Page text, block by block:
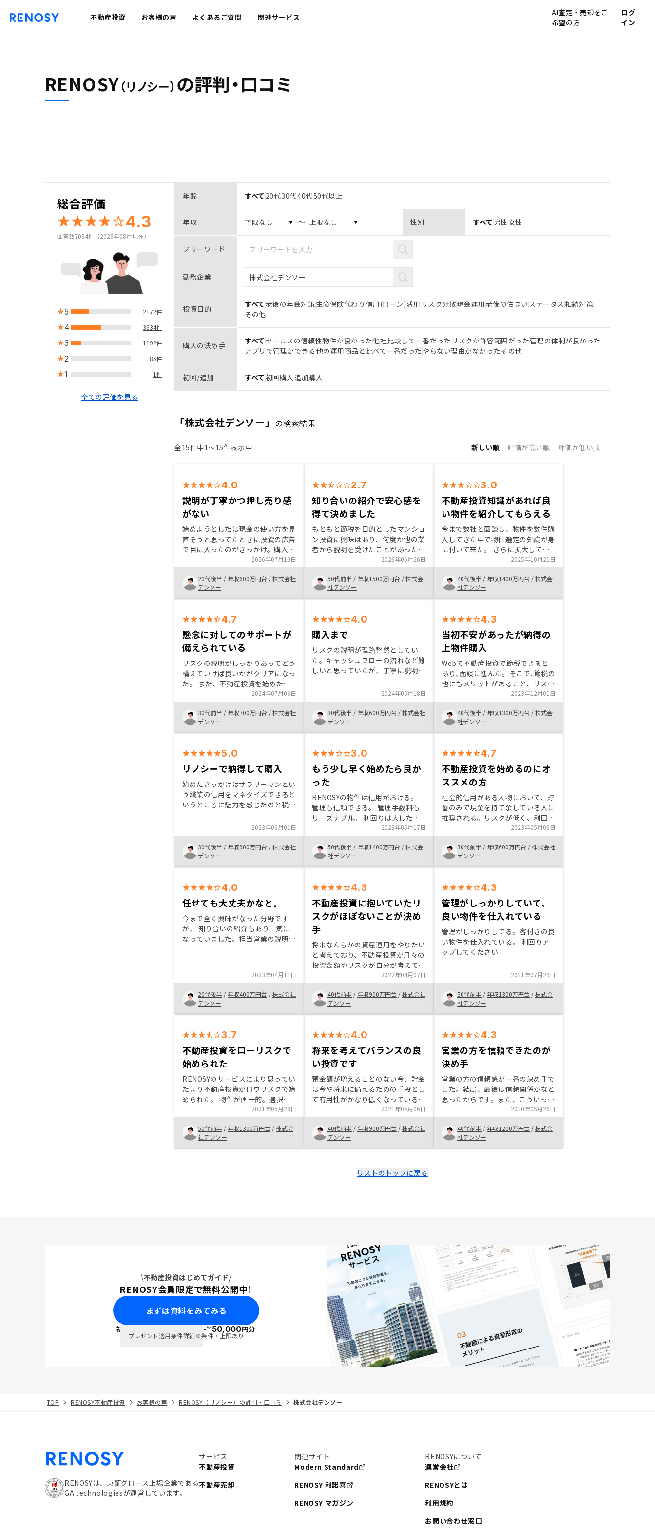
不動産投資 お客様の声 よくあるご質問 関連サービス
AI査定・売却をご
希望の方
ログ
イン
RENOSY（リノシー） の評判・口コミ
総合評価
4.3
回答数7084件（2026年08月現在）
5 2172件
4 3634件
3 1192件
2 85件
1 1件
全ての評価を見る
年齢 すべて 20代30代40代50代以上
年収 〜 性別 すべて 男性 女性
フリーワード
勤務企業
投資目的 すべて老後の年金対策生命保険代わり 信用(ローン)活用 リスク分散現金運用老後の住まい ステータス相続対策
その他
購入の決め手 すべてセールスの信頼性物件が良かった他社比較して一番だった リスクが許容範囲だった管理の体制が良かった
アプリで管理ができる 他の運用商品と比べて一番だった やらない理由がなかったその他
初回/追加 すべて初回購入 追加購入
「株式会社デンソー」 の検索結果
全15件中1〜15件表示中 新しい順 評価が高い順 評価が低い順
4.0
説明が丁寧かつ押し売り感
がない
始めようとしたは現金の使い方を見
直そうと思ってたときに投資の広告
で目に入ったのがきっかけ。購入を
決めた理由はインサイドセールスの
担当者の対応が非常に良かったか
ら。気になるところを納得できるま
で付き合ってもらえる。 フィール
ドセールスの対応がマニュアル書通
対応の仕方を教育ではなく個人で学
習したほうがいいと思った。
2026年07月10日
20代後半 / 年収600万円台 /株式会社
デンソー
2.7
知り合いの紹介で安心感を
得て決めました
もともと節税を目的としたマンショ
ン投資に興味はあり、何度か他の業
者から説明を受けたことがあった。
今回知り合いの紹介もあり、リノシ
ーの良い点を知り安心感が増した
為、リノシーで投資することを決め
ました。 アンケートのご回答あり
がとうございます。 他社様と比較
きましたこと、大変嬉しく思いま
す。 しかしながらご案内に関して
不十分な点があり、大変申し訳ござ
いませんでした。 今回いただいた
ご意見につきましては社内で共有
し、さらにお客様に寄り添ったご案
ます。 この度は大変貴重なご意見
をいただき誠にありがとうございま
した。
2026年06月26日
50代前半 / 年収1500万円台 /株式会
社デンソー
3.0
不動産投資知識があれば良
い物件を紹介してもらえる
今まで数社と面談し、物件を数件購
入してきた中で物件選定の知識が身
に付いて来た。 さらに拡大してい
くために、もっと広く多くの物件を
見てみたいと考え、最大手のリノシ
ーに問い合わせを行った。 いい物
件を紹介して頂き、たてかんさぽー
とも魅力的だと感じた。
2025年10月21日
40代後半 / 年収1400万円台 /株式会
社デンソー
4.7
懸念に対してのサポートが
備えられている
リスクの説明がしっかりあってどう
構えていけば良いかがクリアになっ
た。 また、不動産投資を始めたこ
とで確定申告が必要になり、処理の
中で計上や計算が複雑なところがあ
り、理解するまでに時間を要する
が、アプリでのサポートがあってス
ムーズに申告ができた。
2024年07月06日
30代前半 / 年収700万円台 /株式会社
デンソー
4.0
購入まで
リスクの説明が理路整然としてい
た。キャッシュフローの流れなど難
しいと思っていたが、丁寧に説明が
るところがとても魅力的に感じた。
今後の手続きも楽にできそうなとこ
ろに期待をしている。
2024年05月18日
30代後半 / 年収600万円台 /株式会社
デンソー
4.3
当初不安があったが納得の
上物件購入
Webで不動産投資で節税できると
あり､面談に進んだ。そこで､節税の
他にもメリットがあること、リスク
についても丁寧に説明していただ
き､納得して投資物件を購入するこ
とができた。物件の査定､アプリに
よる所有物件管理等､テクノロジー
を駆使している点も他には無い特徴
2023年12月01日
40代後半 / 年収1300万円台 /株式会
社デンソー
5.0
リノシーで納得して購入
始めたきっかけはサラリーマンとい
う職業の信用をマネタイズできると
いうところに魅力を感じたのと税金
た。リノシーで購入を決めた理由は
他社と比較して物件や初期費用の面
でメリットを感じたからです。
2023年06月01日
30代後半 / 年収900万円台 /株式会社
デンソー
3.0
もう少し早く始めたら良か
った
RENOSYの物件は信用がおける。
管理も信頼できる。 管理手数料も
リーズナブル。 利回りは大したこ
とないので目先の黒字には自己資金
を沢山入れる必要あります。 不動
産投資を始めるなら、しっかり勉強
が必要だが、RENOSYなら綺麗事だ
けでなく色々教えてもらえる。不動
るので一定程度の自己資金がある方
が良いです。 もう少し利回りが良
くなるといいです。
2023年05月17日
50代後半 / 年収1400万円台 /株式会
社デンソー
4.7
不動産投資を始めるのにオ
ススメの方
社会的信用がある人物において、貯
蓄のみで現金を持て余している人に
推奨される。リスクが低く、利回り
が高いため、初心者でも運用しやす
いと思われるため。また、社会的信
用が十分あればローンの金利もそれ
なりに抑えられるため。
2023年05月09日
30代前半 / 年収600万円台 /株式会社
デンソー
4.0
任せても大丈夫かなと。
今まで全く興味がなった分野です
が、 知り合いの紹介もあり、気に
なっていました。担当営業の説明が
いましたのでご契約をする事を決め
ました。
2023年04月11日
20代後半 / 年収400万円台 /株式会社
デンソー
4.3
不動産投資に抱いていたリ
スクがほぼないことが決め
手
将来なんらかの資産運用をやりたい
と考えており、不動産投資が月々の
投資金額やリスクが自分が考えてい
た理想の運用に近かったため。ま
た、信頼できそうな会社かつ営業マ
ンであることもオンライン面談を実
施していく中でわかったため。
2022年04月07日
40代前半 / 年収900万円台 /株式会社
デンソー
4.3
管理がしっかりしていて、
良い物件を仕入れている
管理がしっかりしてる。客付きの良
い物件を仕入れている。 利回りア
ップしてください
2021年07月29日
50代前半 / 年収1300万円台 /株式会
社デンソー
3.7
不動産投資をローリスクで
始められた
RENOSYのサービスにより思ってい
たより不動産投資がロウリスクで始
められた。 物件が画一的。選択肢
をリスク許容度に応じて増やして欲
しい。
2021年05月28日
50代前半 / 年収1300万円台 /株式会
社デンソー
4.0
将来を考えてバランスの良
い投資です
預金額が増えることのない今、貯金
は今や将来に備えるための手段とし
て有用性がかなり低くなっている。
かといってFXや株式投資のハイリ
スクな手段は誰しも二の足を踏む。
その中間である不動産投資をやらな
い理由を説明できる人はいるのでし
ょうか。 契約手続き後の流れ、
せてもらえるとよいかと思いまし
2021年05月06日
40代前半 / 年収900万円台 /株式会社
デンソー
4.3
営業の方を信頼できたのが
決め手
営業の方の信頼感が一番の決め手で
した。結局、最後は信頼関係かなと
思ったからです。また、こういった
投資は、我々投資家と運営会社の発
展、両方があってのことだと思いま
す。その点で、会社の将来性もある
な、と感じたからです。
2020年05月26日
40代前半 / 年収1200万円台 /株式会
社デンソー
リストのトップに戻る
不動産投資はじめてガイド
RENOSY会員限定で無料公開中！
まずは資料をみてみる
初回面談で ポイント※50,000円分
プレゼント適用条件詳細※条件・上限あり
TOP RENOSY不動産投資 お客様の声 RENOSY（リノシー）の評判・口コミ 株式会社デンソー
RENOSYは、東証グロース上場企業である
GA technologiesが運営しています。
サービス
不動産投資
不動産売却
関連サイト
Modern Standard
RENOSY 利諾喜
RENOSY マガジン
RENOSYについて
運営会社
RENOSYとは
利用規約
お問い合わせ窓口